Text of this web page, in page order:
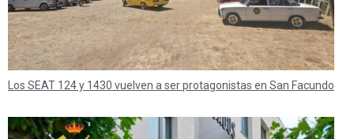
Los SEAT 124 y 1430 vuelven a ser protagonistas en San Facundo